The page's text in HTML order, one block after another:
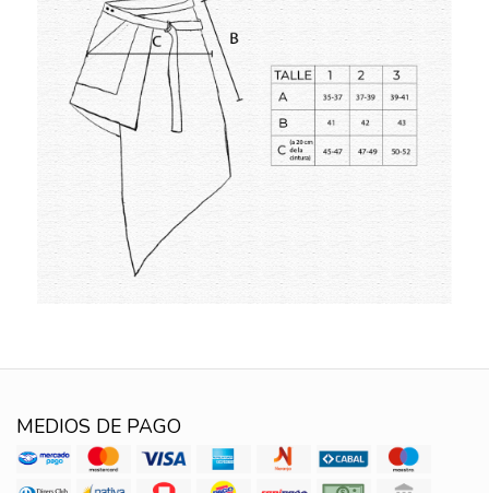
MEDIOS DE PAGO